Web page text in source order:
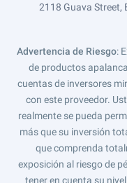
2118 Guava Street,
Advertencia de Riesgo:
de productos
cuentas de inversores
con este proveedor.
realmente se pueda
más que su inversión
que comprenda
exposición al riesgo de
tener en cuenta su